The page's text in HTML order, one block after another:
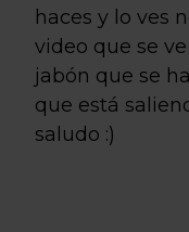
haces y lo ves
video que se
jabón que se
que está
saludo :)